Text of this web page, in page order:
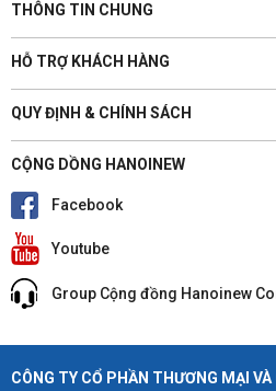
THÔNG TIN CHUNG
HỖ TRỢ KHÁCH HÀNG
QUY ĐỊNH & CHÍNH SÁCH
CỘNG DỒNG HANOINEW
Facebook
Youtube
Group Cộng đồng Hanoinew
CÔNG TY CỔ PHẦN THƯƠNG MẠI